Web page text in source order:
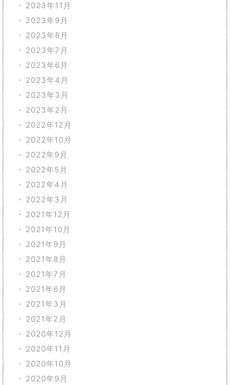
2023年11月
2023年9月
2023年8月
2023年7月
2023年6月
2023年4月
2023年3月
2023年2月
2022年12月
2022年10月
2022年9月
2022年5月
2022年4月
2022年3月
2021年12月
2021年10月
2021年9月
2021年8月
2021年7月
2021年6月
2021年3月
2021年2月
2020年12月
2020年11月
2020年10月
2020年9月